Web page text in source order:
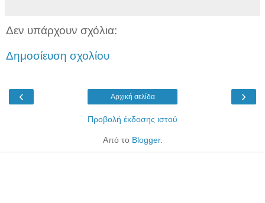
Δεν υπάρχουν σχόλια:
Δημοσίευση σχολίου
‹ ›
Αρχική σελίδα
Προβολή έκδοσης ιστού
Από το Blogger.